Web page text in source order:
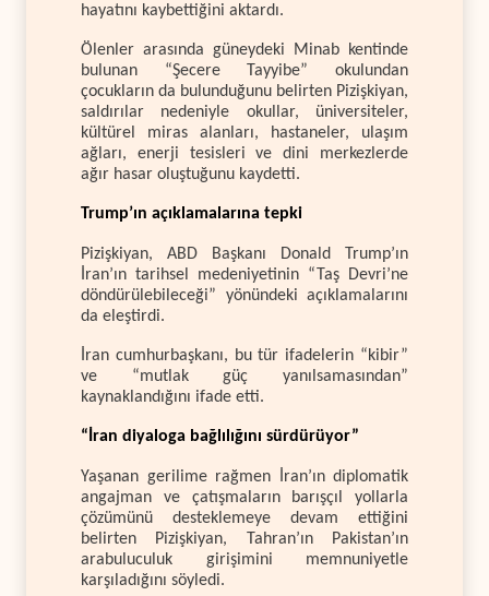
hayatını kaybettiğini aktardı.
Ölenler arasında güneydeki Minab kentinde
bulunan “Şecere Tayyibe” okulundan
çocukların da bulunduğunu belirten Pizişkiyan,
saldırılar nedeniyle okullar, üniversiteler,
kültürel miras alanları, hastaneler, ulaşım
ağları, enerji tesisleri ve dini merkezlerde
ağır hasar oluştuğunu kaydetti.
Trump’ın açıklamalarına tepki
Pizişkiyan, ABD Başkanı Donald Trump’ın
İran’ın tarihsel medeniyetinin “Taş Devri’ne
döndürülebileceği” yönündeki açıklamalarını
da eleştirdi.
İran cumhurbaşkanı, bu tür ifadelerin “kibir”
ve “mutlak güç yanılsamasından”
kaynaklandığını ifade etti.
“İran diyaloga bağlılığını sürdürüyor”
Yaşanan gerilime rağmen İran’ın diplomatik
angajman ve çatışmaların barışçıl yollarla
çözümünü desteklemeye devam ettiğini
belirten Pizişkiyan, Tahran’ın Pakistan’ın
arabuluculuk girişimini memnuniyetle
karşıladığını söyledi.